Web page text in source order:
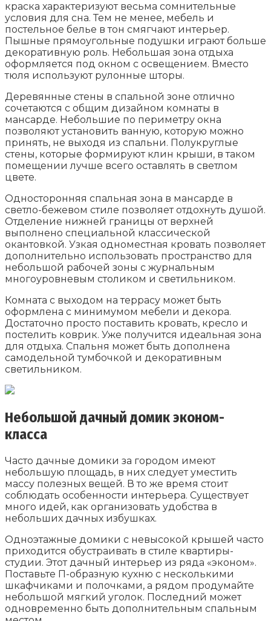
краска характеризуют весьма сомнительные
условия для сна. Тем не менее, мебель и
постельное белье в тон смягчают интерьер.
Пышные прямоугольные подушки играют больше
декоративную роль. Небольшая зона отдыха
оформляется под окном с освещением. Вместо
тюля используют рулонные шторы.
Деревянные стены в спальной зоне отлично
сочетаются с общим дизайном комнаты в
мансарде. Небольшие по периметру окна
позволяют установить ванную, которую можно
принять, не выходя из спальни. Полукруглые
стены, которые формируют клин крыши, в таком
помещении лучше всего оставлять в светлом
цвете.
Односторонняя спальная зона в мансарде в
светло-бежевом стиле позволяет отдохнуть душой.
Отделение нижней границы от верхней
выполнено специальной классической
окантовкой. Узкая одноместная кровать позволяет
дополнительно использовать пространство для
небольшой рабочей зоны с журнальным
многоуровневым столиком и светильником.
Комната с выходом на террасу может быть
оформлена с минимумом мебели и декора.
Достаточно просто поставить кровать, кресло и
постелить коврик. Уже получится идеальная зона
для отдыха. Спальня может быть дополнена
самодельной тумбочкой и декоративным
светильником.
Небольшой дачный домик эконом-
класса
Часто дачные домики за городом имеют
небольшую площадь, в них следует уместить
массу полезных вещей. В то же время стоит
соблюдать особенности интерьера. Существует
много идей, как организовать удобства в
небольших дачных избушках.
Одноэтажные домики с невысокой крышей часто
приходится обустраивать в стиле квартиры-
студии. Этот дачный интерьер из ряда «эконом».
Поставьте П-образную кухню с несколькими
шкафчиками и полочками, а рядом продумайте
небольшой мягкий уголок. Последний может
одновременно быть дополнительным спальным